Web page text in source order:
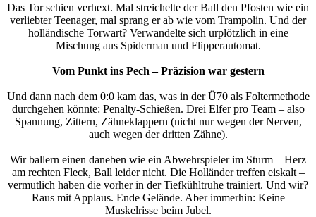
Das Tor schien verhext. Mal streichelte der Ball den Pfosten wie ein
verliebter Teenager, mal sprang er ab wie vom Trampolin. Und der
holländische Torwart? Verwandelte sich urplötzlich in eine
Mischung aus Spiderman und Flipperautomat.
Vom Punkt ins Pech – Präzision war gestern
Und dann nach dem 0:0 kam das, was in der Ü70 als Foltermethode
durchgehen könnte: Penalty-Schießen. Drei Elfer pro Team – also
Spannung, Zittern, Zähneklappern (nicht nur wegen der Nerven,
auch wegen der dritten Zähne).
Wir ballern einen daneben wie ein Abwehrspieler im Sturm – Herz
am rechten Fleck, Ball leider nicht. Die Holländer treffen eiskalt –
vermutlich haben die vorher in der Tiefkühltruhe trainiert. Und wir?
Raus mit Applaus. Ende Gelände. Aber immerhin: Keine
Muskelrisse beim Jubel.